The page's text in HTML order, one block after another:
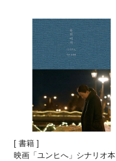
書籍
映画「ユンヒへ」シナリオ本